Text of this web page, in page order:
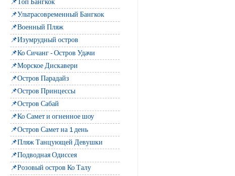
📌Топ Бангкок
📌Ультрасовременный Бангкок
📌Военный Пляж
📌Изумрудный остров
📌Ко Сичанг - Остров Удачи
📌Морское Дискавери
📌Остров Парадайз
📌Остров Принцессы
📌Остров Сабай
📌Ко Самет и огненное шоу
📌Остров Самет на 1 день
📌Пляж Танцующей Девушки
📌Подводная Одиссея
📌Розовый остров Ко Талу